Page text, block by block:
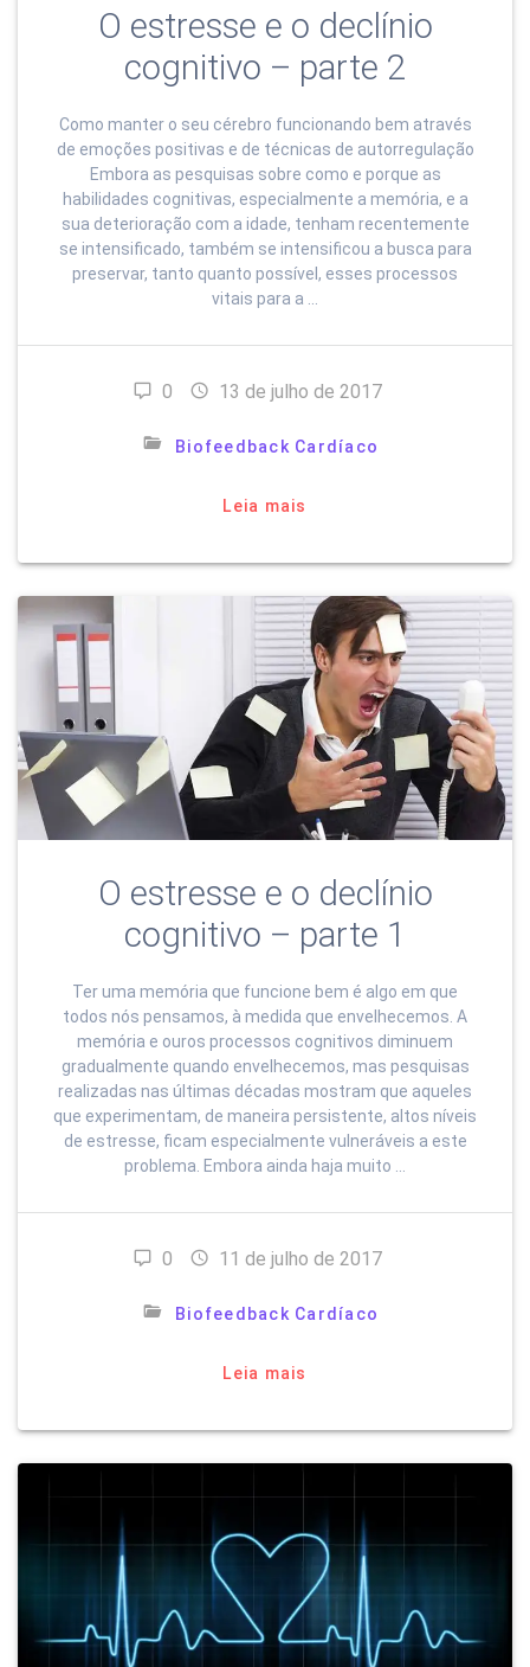
O estresse e o declínio
cognitivo – parte 2
Como manter o seu cérebro funcionando bem através
de emoções positivas e de técnicas de autorregulação
Embora as pesquisas sobre como e porque as
habilidades cognitivas, especialmente a memória, e a
sua deterioração com a idade, tenham recentemente
se intensificado, também se intensificou a busca para
preservar, tanto quanto possível, esses processos
vitais para a …
0 13 de julho de 2017
Biofeedback Cardíaco
Leia mais
O estresse e o declínio
cognitivo – parte 1
Ter uma memória que funcione bem é algo em que
todos nós pensamos, à medida que envelhecemos. A
memória e ouros processos cognitivos diminuem
gradualmente quando envelhecemos, mas pesquisas
realizadas nas últimas décadas mostram que aqueles
que experimentam, de maneira persistente, altos níveis
de estresse, ficam especialmente vulneráveis a este
problema. Embora ainda haja muito …
0 11 de julho de 2017
Biofeedback Cardíaco
Leia mais